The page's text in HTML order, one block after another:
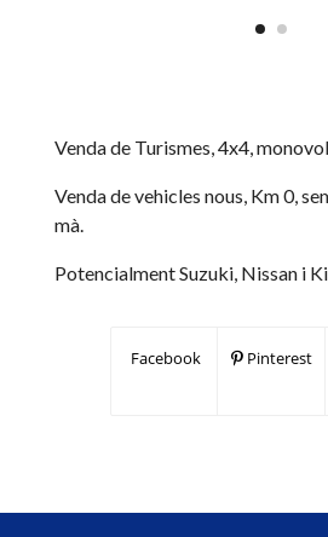
Venda de Turismes, 4x4,
Venda de vehicles nous, Km 0,
mà.
Potencialment Suzuki, Nissan i
Facebook Pinterest